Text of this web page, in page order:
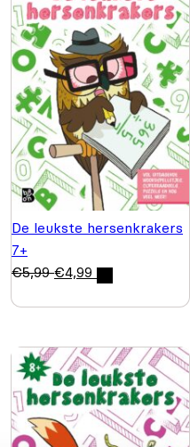
De leukste hersenkrakers
7+
€5,99 €4,99